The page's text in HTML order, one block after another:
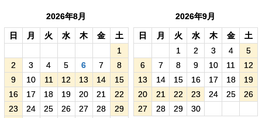
2026年8月
日 月 火 水 木 金
土
1
2
3 4 5 6 7
8
9
10 11 12 13 14
15
16
17 18 19 20 21
22
23
24 25 26 27 28
29
2026年9月
日 月 火 水 木 金
土
1
2 3 4
5
6
7 8 9 10 11
12
13
14 15 16 17 18
19
20
21 22 23 24 25
26
27
28 29 30